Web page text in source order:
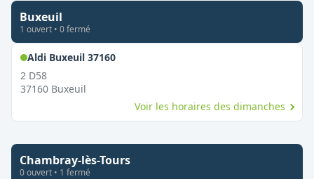
Buxeuil
1 ouvert • 0fermé
Aldi Buxeuil 37160,
2 D58
37160 Buxeuil
Voir les horaires des dimanches
Chambray-lès-Tours
0ouvert • 1 fermé